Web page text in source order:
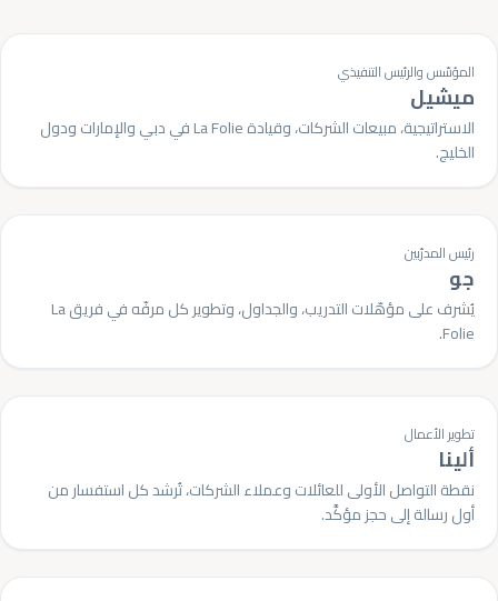
المؤسّس والرئيس التنفيذي
ميشيل
الاستراتيجية، مبيعات الشركات، وقيادة La Folie في دبي والإمارات ودول
الخليج.
رئيس المدرّبين
جو
يُشرف على مؤهّلات التدريب، والجداول، وتطوير كل مرفّه في فريق La
Folie.
تطوير الأعمال
ألينا
نقطة التواصل الأولى للعائلات وعملاء الشركات، تُرشد كل استفسار من
أول رسالة إلى حجز مؤكَّد.